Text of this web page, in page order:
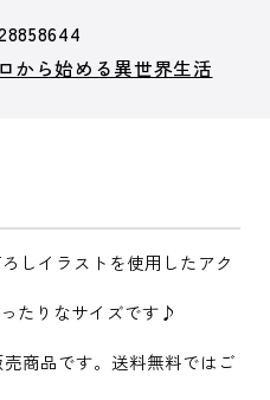
から始める異世界生活
ろしイラストを使用したアク
たりなサイズです♪
商品です。送料無料ではご